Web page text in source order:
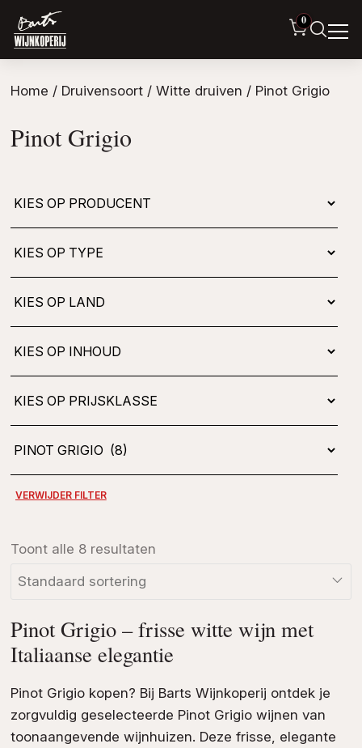
0
Home / Druivensoort / Witte druiven / Pinot Grigio
Pinot Grigio
Kies
Toont alle 8 resultaten
Pinot Grigio – frisse witte wijn met
Italiaanse elegantie
Pinot Grigio kopen? Bij Barts Wijnkoperij ontdek je
zorgvuldig geselecteerde Pinot Grigio wijnen van
toonaangevende wijnhuizen. Deze frisse, elegante